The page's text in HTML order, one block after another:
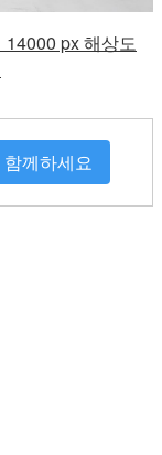
px 해상도
께하세요